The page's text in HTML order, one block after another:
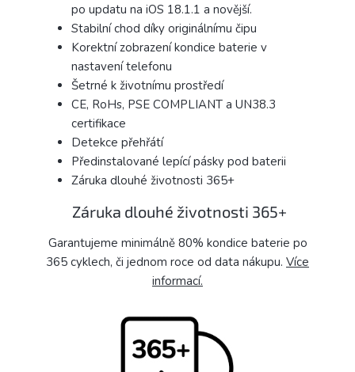
po updatu na iOS 18.1.1 a novější.
Stabilní chod díky originálnímu čipu
Korektní zobrazení kondice baterie v
nastavení telefonu
Šetrné k životnímu prostředí
CE, RoHs, PSE COMPLIANT a UN38.3
certifikace
Detekce přehřátí
Předinstalované lepící pásky pod baterii
Záruka dlouhé životnosti 365+
Záruka dlouhé životnosti 365+
Garantujeme minimálně 80% kondice baterie po
365 cyklech, či jednom roce od data nákupu. Více
informací.